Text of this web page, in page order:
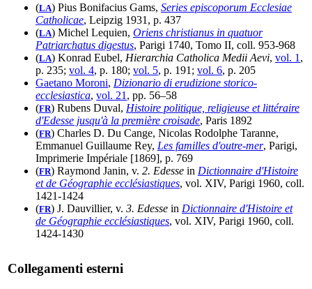
(LA) Pius Bonifacius Gams, Series episcoporum Ecclesiae
Catholicae, Leipzig 1931, p. 437
(LA) Michel Lequien, Oriens christianus in quatuor
Patriarchatus digestus, Parigi 1740, Tomo II, coll. 953-968
(LA) Konrad Eubel, Hierarchia Catholica Medii Aevi, vol. 1 ,
p. 235; vol. 4, p. 180; vol. 5, p. 191; vol. 6, p. 205
Gaetano Moroni, Dizionario di erudizione storico-
ecclesiastica, vol. 21 , pp. 56–58
(FR) Rubens Duval, Histoire politique, religieuse et littéraire
d'Edesse jusqu'à la première croisade, Paris 1892
(FR) Charles D. Du Cange, Nicolas Rodolphe Taranne,
Emmanuel Guillaume Rey, Les familles d'outre-mer, Parigi,
Imprimerie Impériale [1869], p. 769
(FR) Raymond Janin, v. 2. Edesse in Dictionnaire d'Histoire
et de Géographie ecclésiastiques, vol. XIV, Parigi 1960, coll.
1421-1424
(FR) J. Dauvillier, v. 3. Edesse in Dictionnaire d'Histoire et
de Géographie ecclésiastiques, vol. XIV, Parigi 1960, coll.
1424-1430
Collegamenti esterni